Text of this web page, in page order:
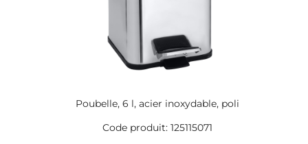
Poubelle, 6 l, acier inoxydable, poli
Code produit: 125115071